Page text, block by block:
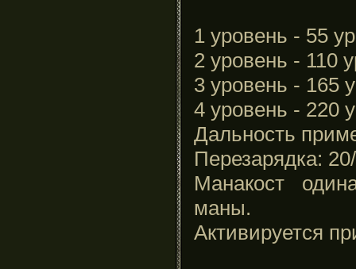
1 уровень - 55
2 уровень - 110
3 уровень - 165
4 уровень - 220
Дальность
Перезарядка:
Манакост
маны.
Активируется